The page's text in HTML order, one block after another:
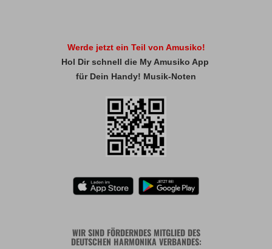
Werde jetzt ein Teil von Amusiko!
Hol Dir schnell die My Amusiko App
für Dein Handy! Musik-Noten
WIR SIND FÖRDERNDES MITGLIED DES
DEUTSCHEN HARMONIKA VERBANDES: